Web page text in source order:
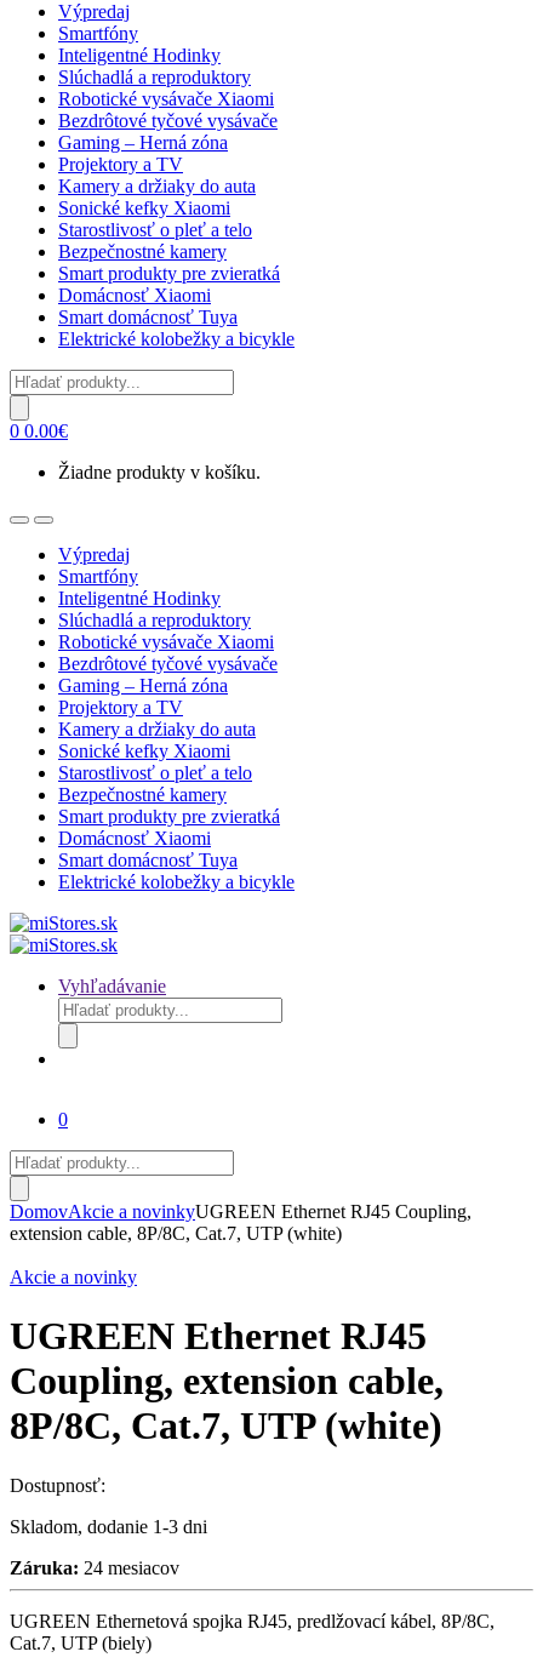
Výpredaj
Smartfóny
Inteligentné Hodinky
Slúchadlá a reproduktory
Robotické vysávače Xiaomi
Bezdrôtové tyčové vysávače
Gaming – Herná zóna
Projektory a TV
Kamery a držiaky do auta
Sonické kefky Xiaomi
Starostlivosť o pleť a telo
Bezpečnostné kamery
Smart produkty pre zvieratká
Domácnosť Xiaomi
Smart domácnosť Tuya
Elektrické kolobežky a bicykle
Products
search
0 0.00€
Žiadne produkty v košíku.
OpenClose
Výpredaj
Smartfóny
Inteligentné Hodinky
Slúchadlá a reproduktory
Robotické vysávače Xiaomi
Bezdrôtové tyčové vysávače
Gaming – Herná zóna
Projektory a TV
Kamery a držiaky do auta
Sonické kefky Xiaomi
Starostlivosť o pleť a telo
Bezpečnostné kamery
Smart produkty pre zvieratká
Domácnosť Xiaomi
Smart domácnosť Tuya
Elektrické kolobežky a bicykle
Vyhľadávanie
Products
search
0
Products
search
DomovAkcie a novinkyUGREEN Ethernet RJ45 Coupling,
extension cable, 8P/8C, Cat.7, UTP (white)
Akcie a novinky
UGREEN Ethernet RJ45
Coupling, extension cable,
8P/8C, Cat.7, UTP (white)
Dostupnosť:
Skladom, dodanie 1-3 dni
Záruka: 24 mesiacov
UGREEN Ethernetová spojka RJ45, predlžovací kábel, 8P/8C,
Cat.7, UTP (biely)